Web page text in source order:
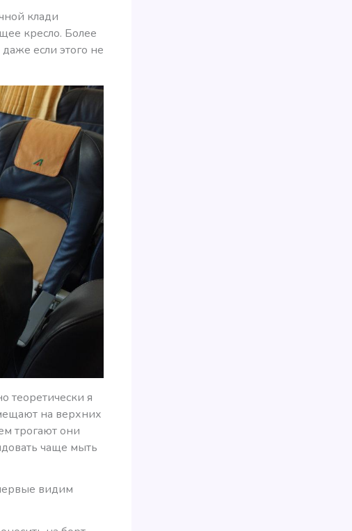
клади
кресло. Более
если этого не
теоретически я
на верхних
трогают они
чаще мыть
видим